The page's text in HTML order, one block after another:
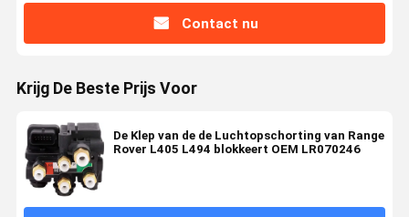
Contact nu
Krijg De Beste Prijs Voor
De Klep van de de Luchtopschorting van Range
Rover L405 L494 blokkeert OEM LR070246